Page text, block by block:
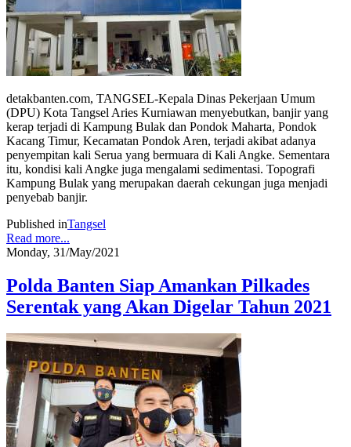
detakbanten.com, TANGSEL-Kepala Dinas Pekerjaan Umum
(DPU) Kota Tangsel Aries Kurniawan menyebutkan, banjir yang
kerap terjadi di Kampung Bulak dan Pondok Maharta, Pondok
Kacang Timur, Kecamatan Pondok Aren, terjadi akibat adanya
penyempitan kali Serua yang bermuara di Kali Angke. Sementara
itu, kondisi kali Angke juga mengalami sedimentasi. Topografi
Kampung Bulak yang merupakan daerah cekungan juga menjadi
penyebab banjir.
Published inTangsel
Read more...
Monday, 31/May/2021
Polda Banten Siap Amankan Pilkades
Serentak yang Akan Digelar Tahun 2021